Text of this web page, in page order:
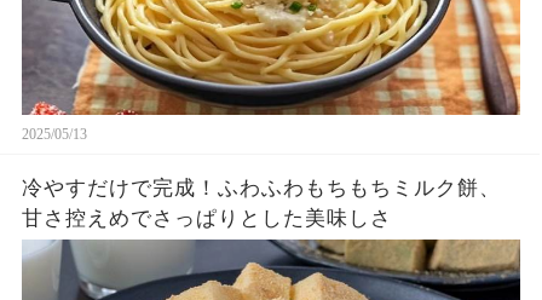
2025/05/13
冷やすだけで完成！ふわふわもちもちミルク餅、
甘さ控えめでさっぱりとした美味しさ